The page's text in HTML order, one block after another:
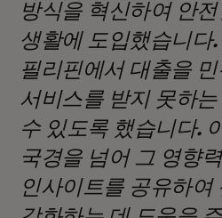
방식을 혁신하여 안
생활에 도입했습니다
필리핀에서 대출을
서비스를 받지 못하
수 있도록 했습니다.
국경을 넘어 그 영향
인사이트를 공유하여